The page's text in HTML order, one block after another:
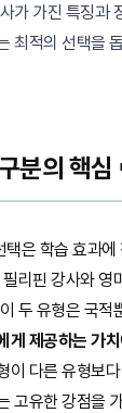
가 가진 특징과
최적의 선택을
분의 핵
은 학습 효과
리핀 강사와 영
두 유형은 국적
게 제공하는 가치
이 다른 유형보
고유한 강점을